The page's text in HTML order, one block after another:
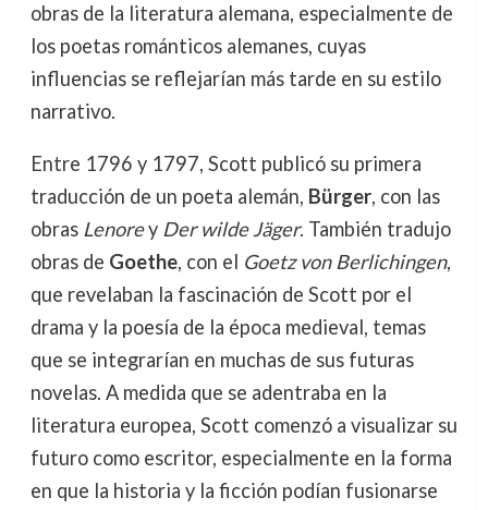
obras de la literatura alemana, especialmente de
los poetas románticos alemanes, cuyas
influencias se reflejarían más tarde en su estilo
narrativo.
Entre 1796 y 1797, Scott publicó su primera
traducción de un poeta alemán, Bürger, con las
obras Lenorey Der wilde Jäger. También tradujo
obras de Goethe, con el Goetz von Berlichingen,
que revelaban la fascinación de Scott por el
drama y la poesía de la época medieval, temas
que se integrarían en muchas de sus futuras
novelas. A medida que se adentraba en la
literatura europea, Scott comenzó a visualizar su
futuro como escritor, especialmente en la forma
en que la historia y la ficción podían fusionarse